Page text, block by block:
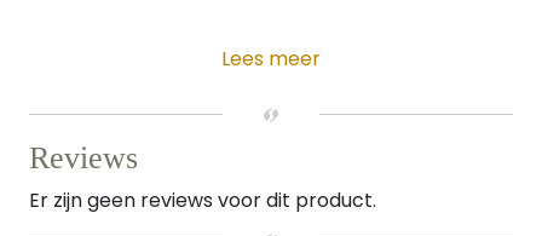
Lees meer
Reviews
Er zijn geen reviews voor dit product.